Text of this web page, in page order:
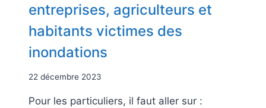
entreprises, agriculteurs et
habitants victimes des
inondations
22 décembre 2023
Pour les particuliers, il faut aller sur :